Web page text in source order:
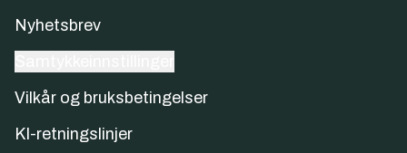
Nyhetsbrev
Vilkår og bruksbetingelser
KI-retningslinjer